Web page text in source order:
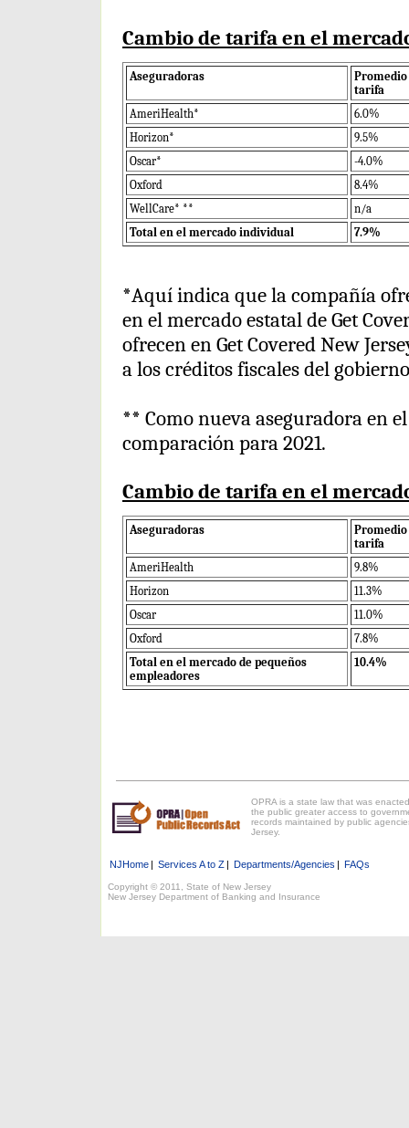
Cambio de tarifa en el
Aseguradoras
Promedio
tarifa
AmeriHealth*
6.0%
Horizon*
9.5%
Oscar*
-4.0%
Oxford
8.4%
WellCare* **
n/a
Total en el mercado individual
7.9%
*Aquí indica que la compañía
en el mercado estatal de Get
ofrecen en Get Covered New
a los créditos fiscales del
** Como nueva aseguradora en
comparación para 2021.
Cambio de tarifa en el
Aseguradoras
Promedio
tarifa
AmeriHealth
9.8%
Horizon
11.3%
Oscar
11.0%
Oxford
7.8%
Total en el mercado de pequeños
empleadores
10.4%
OPRA is a state law that was
the public greater access to
records maintained by public
Jersey.
NJHome | Services A to Z | Departments/Agencies | FAQs
Copyright © 2011, State of New Jersey
New Jersey Department of Banking and Insurance